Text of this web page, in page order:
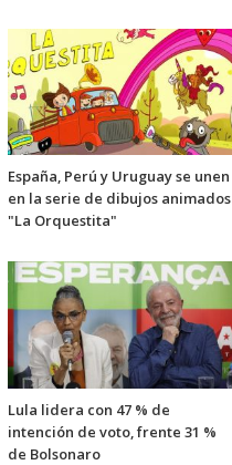
España, Perú y Uruguay se unen
en la serie de dibujos animados
"La Orquestita"
Lula lidera con 47 % de
intención de voto, frente 31 %
de Bolsonaro